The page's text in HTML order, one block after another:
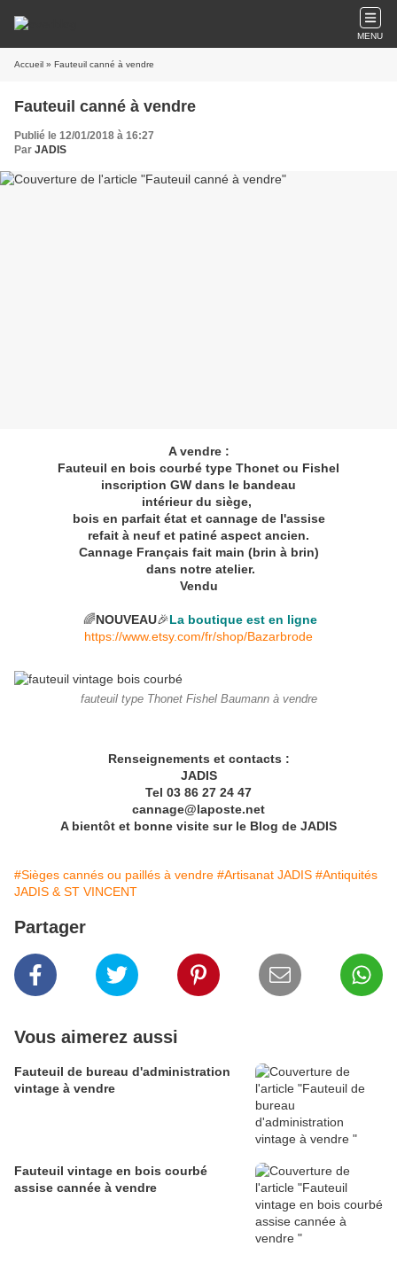
MENU
Accueil » Fauteuil canné à vendre
Fauteuil canné à vendre
Publié le 12/01/2018 à 16:27
Par JADIS
A vendre :
Fauteuil en bois courbé type Thonet ou Fishel
inscription GW dans le bandeau
intérieur du siège,
bois en parfait état et cannage de l'assise
refait à neuf et patiné aspect ancien.
Cannage Français fait main (brin à brin)
dans notre atelier.
Vendu
🌈NOUVEAU🎉La boutique est en ligne
https://www.etsy.com/fr/shop/Bazarbrode
fauteuil type Thonet Fishel Baumann à vendre
Renseignements et contacts :
JADIS
Tel 03 86 27 24 47
cannage@laposte.net
A bientôt et bonne visite sur le Blog de JADIS
#Sièges cannés ou paillés à vendre #Artisanat JADIS #Antiquités
JADIS & ST VINCENT
Partager
Vous aimerez aussi
Fauteuil de bureau d'administration
vintage à vendre
Fauteuil vintage en bois courbé
assise cannée à vendre